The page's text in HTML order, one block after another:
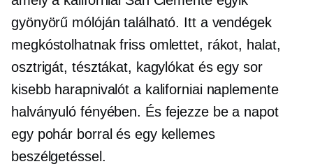
gyönyörű mólóján található. Itt a vendégek
megkóstolhatnak friss omlettet, rákot, halat,
osztrigát, tésztákat, kagylókat és egy sor
kisebb harapnivalót a kaliforniai naplemente
halványuló fényében. És fejezze be a napot
egy pohár borral és egy kellemes
beszélgetéssel.